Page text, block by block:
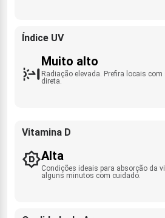
Índice UV
Muito alto
Radiação elevada. Prefira locais
direta.
Vitamina D
Alta
Condições ideais para absorção da
alguns minutos com cuidado.